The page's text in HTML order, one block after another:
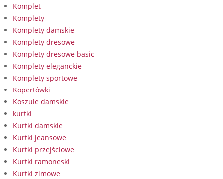
Komplet
Komplety
Komplety damskie
Komplety dresowe
Komplety dresowe basic
Komplety eleganckie
Komplety sportowe
Kopertówki
Koszule damskie
kurtki
Kurtki damskie
Kurtki jeansowe
Kurtki przejściowe
Kurtki ramoneski
Kurtki zimowe